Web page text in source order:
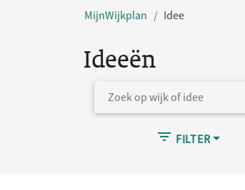
MijnWijkplan Idee
Ideeën
FILTER